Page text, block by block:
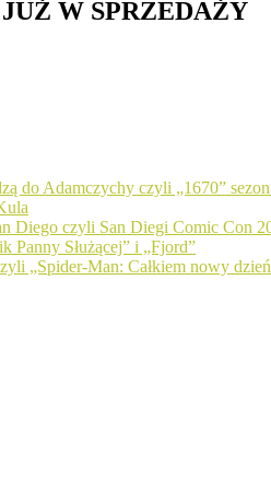
W SPRZEDAŻY
do Adamczychy czyli „1670”
Diego czyli San Diegi Comic Con
Panny Służącej” i „Fjord”
„Spider-Man: Całkiem nowy